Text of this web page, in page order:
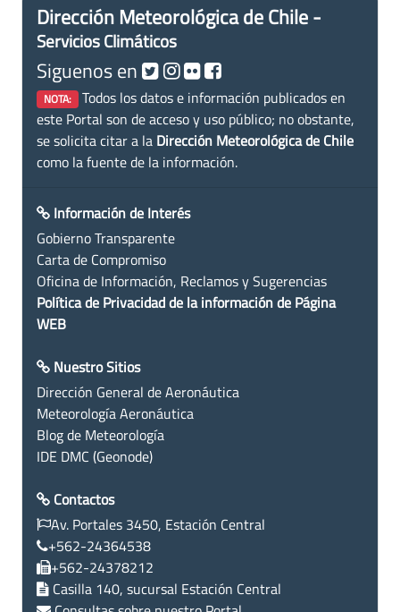
Dirección Meteorológica de Chile -
Servicios Climáticos
Siguenos en
NOTA: Todos los datos e información publicados en
este Portal son de acceso y uso público; no obstante,
se solicita citar a la Dirección Meteorológica de Chile
como la fuente de la información.
Información de Interés
Gobierno Transparente
Carta de Compromiso
Oficina de Información, Reclamos y Sugerencias
Política de Privacidad de la información de Página
WEB
Nuestro Sitios
Dirección General de Aeronáutica
Meteorología Aeronáutica
Blog de Meteorología
IDE DMC (Geonode)
Contactos
Av. Portales 3450, Estación Central
+562-24364538
+562-24378212
Casilla 140, sucursal Estación Central